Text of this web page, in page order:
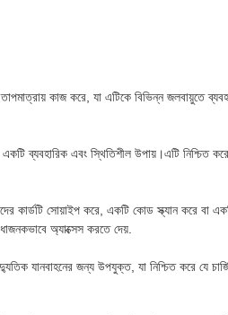
কাজ করে, যা এটিকে বিভিন্ন জলবায়ুতে
ব্যবহারিক এবং স্থিতিশীল উপায়।এটি নিশ্চিত
কার্ডটি সোয়াইপ করে, একটি কোড স্ক্যান করে বা
অ্যাক্সেস করতে দেয়.
যানবাহনের জন্য উপযুক্ত, যা নিশ্চিত করে যে